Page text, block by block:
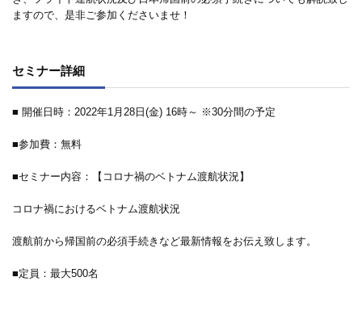
ますので、是非ご参加くださいませ！
セミナー詳細
■ 開催日時：2022年1月28日(金) 16時～ ※30分間の予定
■参加費：無料
■セミナー内容：【コロナ禍のベトナム渡航状況】
コロナ禍におけるベトナム渡航状況
渡航前から帰国前の必須手続きなど最新情報をお伝え致します。
■定員：最大500名